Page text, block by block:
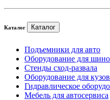
Каталог Каталог
Подъемники для авто
Оборудование для
Стенды сход-развала
Оборудование для
Гидравлическое
Мебель для автосервиса